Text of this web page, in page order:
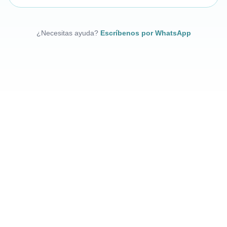
¿Necesitas ayuda? Escríbenos por WhatsApp